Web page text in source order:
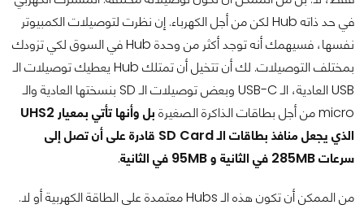
في حد ذاته Hub لكن من أجل الكهرباء. إن نظرت لتوصيلات الكمبيوتر
نفسها، فسيهمك أنه توجد أكثر من وحدة Hub في السوق لكي تزودك
بمختلف التوصيلات. لك أن تتخيل أن تمتلك Hub يعطيك توصيلات الـ
USB العادية، الـ USB-C وبعض توصيلات الـ SD بنسختها العادية والـ
micro من أجل بطاقات الذاكرة الصغيرة
بل وأنها تأتي بمعيار UHS2
الذي يجعل منافذ بطاقات الـ SD Card قادرة على أن تصل إلى
سرعات 285MB في الثانية و 95MB في الثانية
.
من الممكن أن تكون هذه الـ Hubs معتمدة على الطاقة الكهربية أو لا.